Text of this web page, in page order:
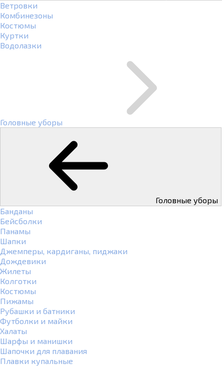
Ветровки
Комбинезоны
Костюмы
Куртки
Водолазки
Головные уборы
Головные уборы
Банданы
Бейсболки
Панамы
Шапки
Джемперы, кардиганы, пиджаки
Дождевики
Жилеты
Колготки
Костюмы
Пижамы
Рубашки и батники
Футболки и майки
Халаты
Шарфы и манишки
Шапочки для плавания
Плавки купальные